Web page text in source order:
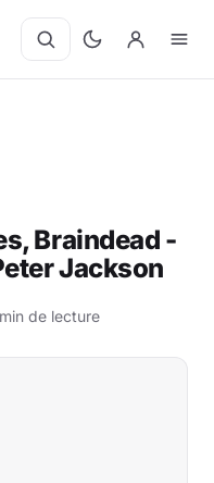
Braindead -
Jackson
de lecture